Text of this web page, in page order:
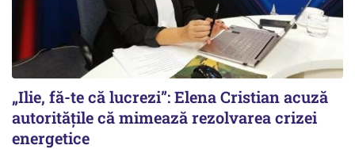
„Ilie, fă-te că lucrezi”: Elena Cristian acuză
autoritățile că mimează rezolvarea crizei
energetice